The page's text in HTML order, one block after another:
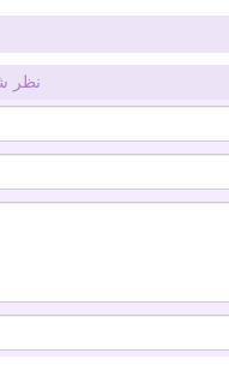
نظر